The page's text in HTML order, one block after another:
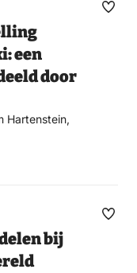
een
door
Hartenstein,
bij